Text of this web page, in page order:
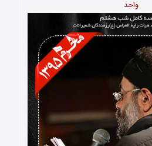
واحد